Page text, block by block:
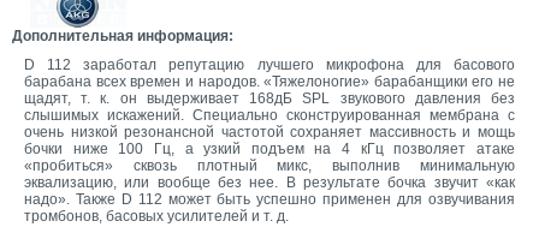
Дополнительная информация:
D 112 заработал репутацию лучшего микрофона для басового
барабана всех времен и народов. «Тяжелоногие» барабанщики его не
щадят, т. к. он выдерживает 168дБ SPL звукового давления без
слышимых искажений. Специально сконструированная мембрана с
очень низкой резонансной частотой сохраняет массивность и мощь
бочки ниже 100 Гц, а узкий подъем на 4 кГц позволяет атаке
«пробиться» сквозь плотный микс, выполнив минимальную
эквализацию, или вообще без нее. В результате бочка звучит «как
надо». Также D 112 может быть успешно применен для озвучивания
тромбонов, басовых усилителей и т. д.